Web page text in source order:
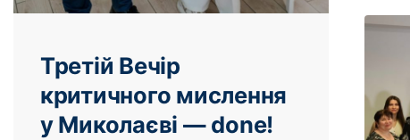
Третій Вечір
критичного мислення
у Миколаєві — done!